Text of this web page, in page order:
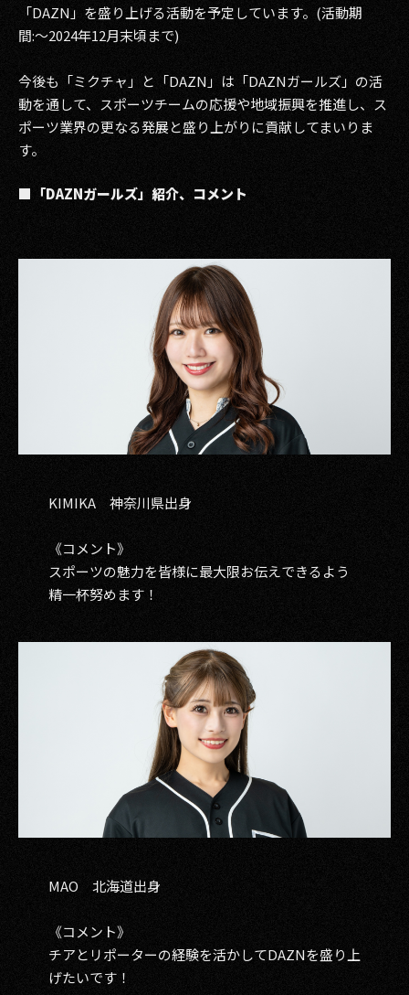
2014
2012
2011
「DAZN」を盛り上げる活動を予定しています。(活動期
間:〜2024年12月末頃まで)
今後も「ミクチャ」と「DAZN」は「DAZNガールズ」の活
動を通して、スポーツチームの応援や地域振興を推進し、ス
ポーツ業界の更なる発展と盛り上がりに貢献してまいりま
す。
■「DAZNガールズ」紹介、コメント
KIMIKA 神奈川県出身
《コメント》
スポーツの魅力を皆様に最大限お伝えできるよう
精一杯努めます！
MAO 北海道出身
《コメント》
チアとリポーターの経験を活かしてDAZNを盛り上
げたいです！